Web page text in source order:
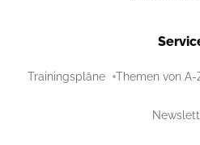
Trainingspläne Themen von A-